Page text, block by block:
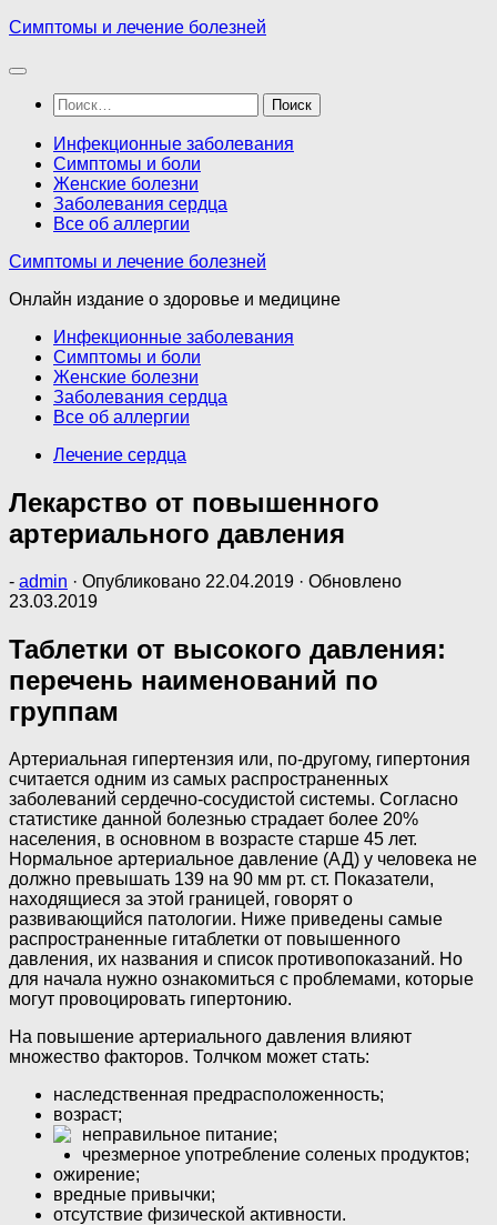
Перейти
содержимому
Симптомы и лечение болезней
Найти:
Инфекционные заболевания
Симптомы и боли
Женские болезни
Заболевания сердца
Все об аллергии
Симптомы и лечение болезней
Онлайн издание о здоровье и медицине
Инфекционные заболевания
Симптомы и боли
Женские болезни
Заболевания сердца
Все об аллергии
Лечение сердца
Лекарство от повышенного
артериального давления
- admin · Опубликовано 22.04.2019 · Обновлено
23.03.2019
Таблетки от высокого давления:
перечень наименований по
группам
Артериальная гипертензия или, по-другому, гипертония
считается одним из самых распространенных
заболеваний сердечно-сосудистой системы. Согласно
статистике данной болезнью страдает более 20%
населения, в основном в возрасте старше 45 лет.
Нормальное артериальное давление (АД) у человека не
должно превышать 139 на 90 мм рт. ст. Показатели,
находящиеся за этой границей, говорят о
развивающийся патологии. Ниже приведены самые
распространенные гитаблетки от повышенного
давления, их названия и список противопоказаний. Но
для начала нужно ознакомиться с проблемами, которые
могут провоцировать гипертонию.
На повышение артериального давления влияют
множество факторов. Толчком может стать:
наследственная предрасположенность;
возраст;
неправильное питание;
чрезмерное употребление соленых продуктов;
ожирение;
вредные привычки;
отсутствие физической активности.